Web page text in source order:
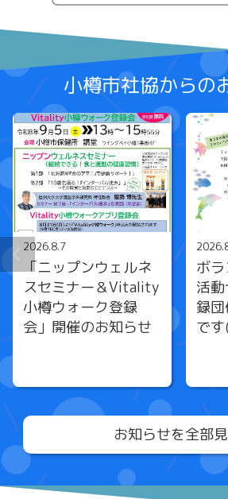
小樽市社協からの
2026.8.7
「ニップンウェルネ
スセミナー＆Vitality
小樽ウォーク登録
会」開催のお知らせ
ボ
活
録
で
お知らせを全部